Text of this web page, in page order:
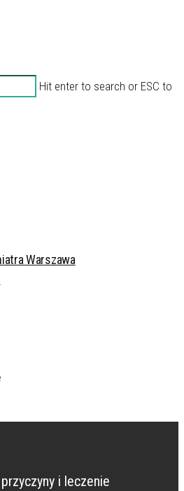
Hit enter to search or ESC to
Warszawa
i leczenie